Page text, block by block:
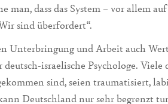
man, dass das System – vor allem
sind überfordert“.
Unterbringung und Arbeit auch
israelische Psychologe.
sind, seien traumatisiert,
Deutschland nur sehr begrenzt